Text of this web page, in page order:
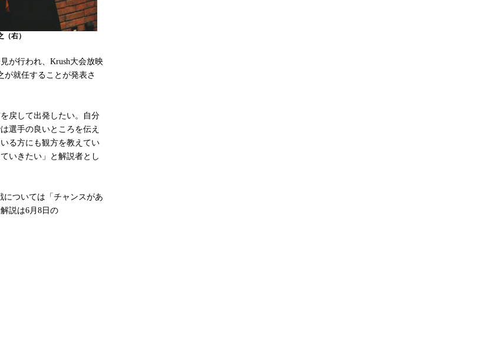
右）
が行われ、Krush大会放映
が就任することが発表さ
戻して出発したい。自分
選手の良いところを伝え
る方にも観方を教えてい
いきたい」と解説者とし
ついては「チャンスがあ
説は6月8日の